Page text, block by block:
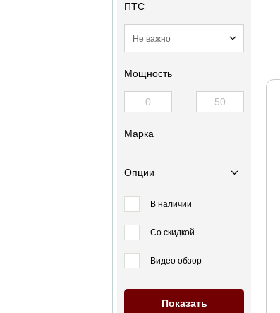
ПТС
Мощность
Марка
Опции
В наличии
Со скидкой
Видео обзор